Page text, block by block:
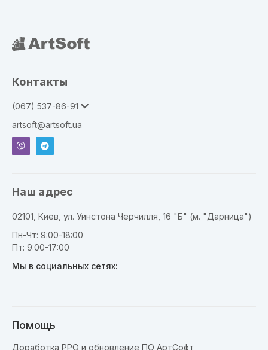
Контакты
(067) 537-86-91
artsoft@artsoft.ua
Наш адрес
02101, Киев, ул. Уинстона Черчилля, 16 "Б" (м. "Дарница")
Пн-Чт: 9:00-18:00
Пт: 9:00-17:00
Мы в социальных сетях:
Помощь
Доработка РРО и обновление ПО АртСофт